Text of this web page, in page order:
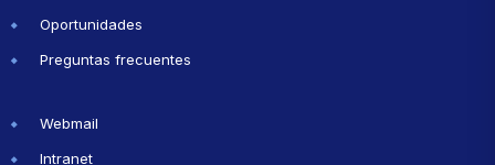
Oportunidades
Preguntas frecuentes
Webmail
Intranet